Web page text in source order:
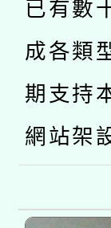
暨
科
礎
A3
已有數
成各類
期支持
網站架